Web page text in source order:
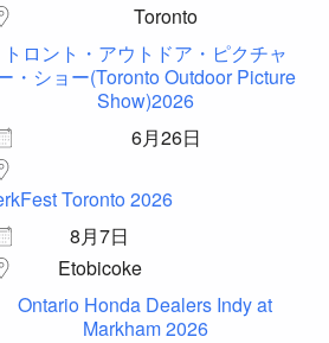
Toronto
トロント・アウトドア・ピクチャ
・ショー(Toronto Outdoor Picture
Show)2026
6月26日
Toronto 2026
8月7日
Etobicoke
Ontario Honda Dealers Indy at
Markham 2026